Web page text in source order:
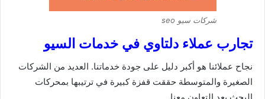
شركات سيو seo
تجارب عملاء دلتاوي في خدمات السيو
نجاح عملائنا هو أكبر دليل على جودة خدماتنا. العديد من الشركات
الصغيرة والمتوسطة حققت قفزة كبيرة في ترتيبها بمحركات